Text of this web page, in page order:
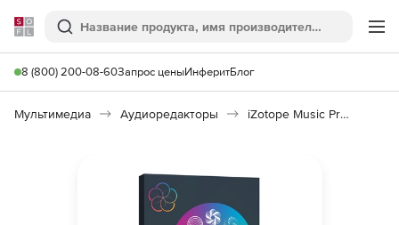
Softline
Поиск
8 (800) 200-08-60Запрос ценыИнферитБлог
Мультимедиа Аудиоредакторы iZotope Music Production Suite